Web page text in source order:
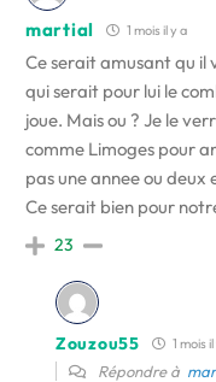
martial 1 mois il y a
Ce serait amusant qu il
qui serait pour lui le
joue. Mais ou ? Je le
comme Limoges pour
pas une annee ou
Ce serait bien pour
23
Zouzou55 1 mois
Répondre à